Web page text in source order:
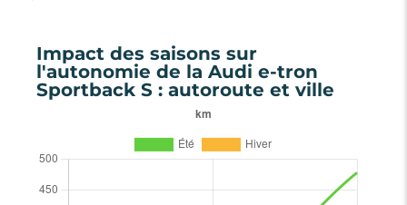
Impact des saisons sur
l'autonomie de la Audi e-tron
Sportback S : autoroute et ville